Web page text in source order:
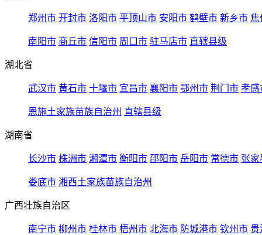
郑州市 开封市 洛阳市 平顶山市 安阳市 鹤壁市 新乡市 焦
南阳市 商丘市 信阳市 周口市 驻马店市 直辖县级
湖北省
武汉市 黄石市 十堰市 宜昌市 襄阳市 鄂州市 荆门市 孝感
恩施土家族苗族自治州 直辖县级
湖南省
长沙市 株洲市 湘潭市 衡阳市 邵阳市 岳阳市 常德市 张家
娄底市 湘西土家族苗族自治州
广西壮族自治区
南宁市 柳州市 桂林市 梧州市 北海市 防城港市 钦州市 贵